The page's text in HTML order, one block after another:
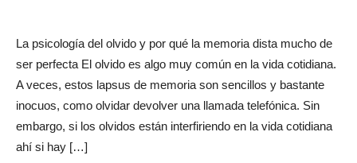
La psicología del olvido y por qué la memoria dista mucho de
ser perfecta El olvido es algo muy común en la vida cotidiana.
A veces, estos lapsus de memoria son sencillos y bastante
inocuos, como olvidar devolver una llamada telefónica. Sin
embargo, si los olvidos están interfiriendo en la vida cotidiana
ahí si hay […]